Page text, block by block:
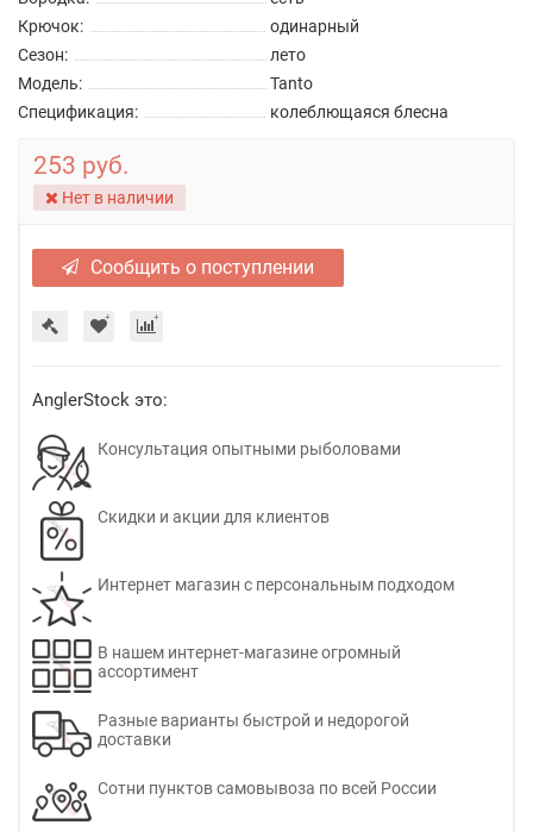
Крючок:
одинарный
Сезон:
лето
Модель:
Tanto
Спецификация:
колеблющаяся блесна
253 руб.
Нет в наличии
Сообщить о поступлении
AnglerStock это:
Консультация опытными рыболовами
Скидки и акции для клиентов
Интернет магазин с персональным подходом
В нашем интернет-магазине огромный
ассортимент
Разные варианты быстрой и недорогой
доставки
Сотни пунктов самовывоза по всей России